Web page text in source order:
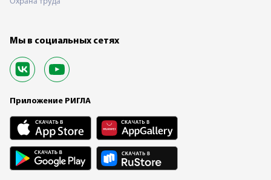
Мы в социальных сетях
Приложение РИГЛА